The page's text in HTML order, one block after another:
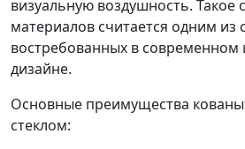
визуальную воздушность. Такое
материалов считается одним из
востребованных в
дизайне.
Основные преимущества
стеклом: